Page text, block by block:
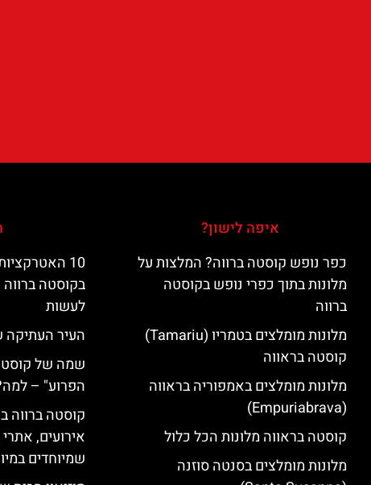
איפה לישון?
כפר נופש קוסטה ברווה? המלצות על
מלונות בתוך כפרי נופש בקוסטה
ברווה
מלונות מומלצים בטמריו (Tamariu)
קוסטה בראווה
מלונות מומלצים באמפוריה בראווה
(Empuriabrava)
קוסטה בראווה מלונות הכל כלול
מלונות מומלצים בסנטה סוזנה
10
בקוסטה
לעשות
העיר העתיקה
שמה של
הפרוע" –
קוסטה ברווה
אירועים, אתרי
שמיוחדים